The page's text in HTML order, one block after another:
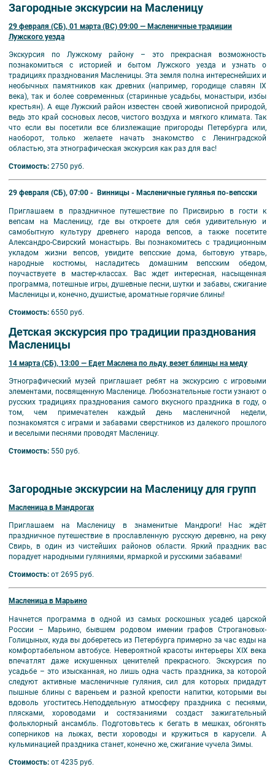
Загородные экскурсии на Масленицу
29 февраля (СБ), 01 марта (ВС) 09:00 — Масленичные традиции
Лужского уезда
Экскурсия по Лужскому району – это прекрасная возможность
познакомиться с историей и бытом Лужского уезда и узнать о
традициях празднования Масленицы. Эта земля полна интереснейших и
необычных памятников как древних (например, городище славян IX
века), так и более современных (старинные усадьбы, монастыри, избы
крестьян). А еще Лужский район известен своей живописной природой,
ведь это край сосновых лесов, чистого воздуха и мягкого климата. Так
что если вы посетили все близлежащие пригороды Петербурга или,
наоборот, только желаете начать знакомство с Ленинградской
областью, эта этнографическая экскурсия как раз для вас!
Стоимость: 2750 руб.
29 февраля (СБ), 07:00 - Винницы - Масленичные гулянья по-вепсски
Приглашаем в праздничное путешествие по Присвирью в гости к
вепсам на Масленицу, где вы откроете для себя удивительную и
самобытную культуру древнего народа вепсов, а также посетите
Александро-Свирский монастырь. Вы познакомитесь с традиционным
укладом жизни вепсов, увидите вепсские дома, бытовую утварь,
народные костюмы, насладитесь домашним вепсским обедом,
поучаствуете в мастер-классах. Вас ждет интересная, насыщенная
программа, потешные игры, душевные песни, шутки и забавы, сжигание
Масленицы и, конечно, душистые, ароматные горячие блины!
Стоимость: 6550 руб.
Детская экскурсия про традиции празднования
Масленицы
14 марта (СБ), 13:00 — Едет Маслена по льду, везет блинцы на меду
Этнографический музей приглашает ребят на экскурсию с игровыми
элементами, посвященную Масленице. Любознательные гости узнают о
русских традициях празднования самого вкусного праздника в году, о
том, чем примечателен каждый день масленичной недели,
познакомятся с играми и забавами сверстников из далекого прошлого
и веселыми песнями проводят Масленицу.
Стоимость: 550 руб.
Загородные экскурсии на Масленицу для групп
Масленица в Мандрогах
Приглашаем на Масленицу в знаменитые Мандроги! Нас ждёт
праздничное путешествие в прославленную русскую деревню, на реку
Свирь, в один из чистейших районов области. Яркий праздник вас
порадует народными гуляниями, ярмаркой и русскими забавами!
Стоимость: от 2695 руб.
Масленица в Марьино
Начнется программа в одной из самых роскошных усадеб царской
России – Марьино, бывшем родовом имении графов Строгановых-
Голицыных, куда вы доберетесь из Петербурга примерно за час езды на
комфортабельном автобусе. Невероятной красоты интерьеры XIX века
впечатлят даже искушенных ценителей прекрасного. Экскурсия по
усадьбе – это изысканная, но лишь одна часть праздника, за которой
следуют активные масленичные гуляния, сил для которых придадут
пышные блины с вареньем и разной крепости напитки, которыми вы
вдоволь угоститесь.Неподдельную атмосферу праздника с песнями,
плясками, хороводами и состязаниями создаст зажигательный
фольклорный ансамбль. Подготовьтесь к бегать в мешках, обгонять
соперников на лыжах, вести хороводы и кружиться в карусели. А
кульминацией праздника станет, конечно же, сжигание чучела Зимы.
Стоимость: от 4235 руб.